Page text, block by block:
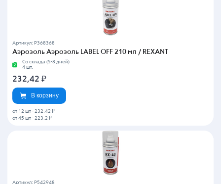
Артикул: P368368
Аэрозоль Аэрозоль LABEL OFF 210 мл / REXANT
Со склада (5-8 дней)
4 шт.
232,42 ₽
В корзину
от 12 шт - 232.42 ₽
от 45 шт - 223.2 ₽
Артикул: P542948